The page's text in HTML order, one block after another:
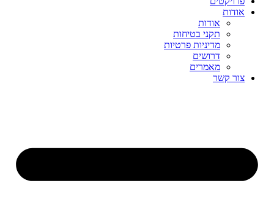
אודות
אודות
תקני בטיחות
מדיניות פרטיות
דרושים
מאמרים
צור קשר